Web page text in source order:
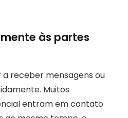
às partes
receber mensagens ou
Muitos
entram em contato